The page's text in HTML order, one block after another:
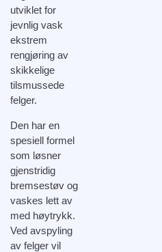
utviklet for
jevnlig vask
ekstrem
rengjøring av
skikkelige
tilsmussede
felger.
Den har en
spesiell formel
som løsner
gjenstridig
bremsestøv og
vaskes lett av
med høytrykk.
Ved avspyling
av felger vil